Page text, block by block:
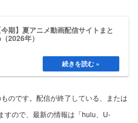
今期】夏アニメ動画配信サイトまと
2026年）
のです。配信が終了している、または
すので、最新の情報は「hulu、U-